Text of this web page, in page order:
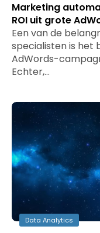
Marketing
ROI uit grote
Een van de
specialisten is het
AdWords-
Echter,…
Data Analytics